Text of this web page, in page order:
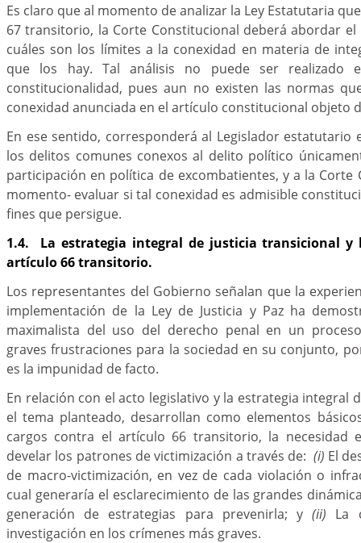
Es claro que al momento de analizar la Ley Estatutaria
67 transitorio, la Corte Constitucional deberá abordar
cuáles son los límites a la conexidad en materia de
que los hay. Tal análisis no puede ser realizado
constitucionalidad, pues aun no existen las normas
conexidad anunciada en el artículo constitucional objeto
En ese sentido, corresponderá al Legislador estatutario
los delitos comunes conexos al delito político
participación en política de excombatientes, y a la Corte
momento- evaluar si tal conexidad es admisible
fines que persigue.
1.4. La estrategia integral de justicia transicional y
artículo 66 transitorio.
Los representantes del Gobierno señalan que la
implementación de la Ley de Justicia y Paz ha
maximalista del uso del derecho penal en un
graves frustraciones para la sociedad en su conjunto,
es la impunidad de facto.
En relación con el acto legislativo y la estrategia integral
el tema planteado, desarrollan como elementos
cargos contra el artículo 66 transitorio, la necesidad
develar los patrones de victimización a través de: (i) El
de macro-victimización, en vez de cada violación o
cual generaría el esclarecimiento de las grandes
generación de estrategias para prevenirla; y(ii) La
investigación en los crímenes más graves.